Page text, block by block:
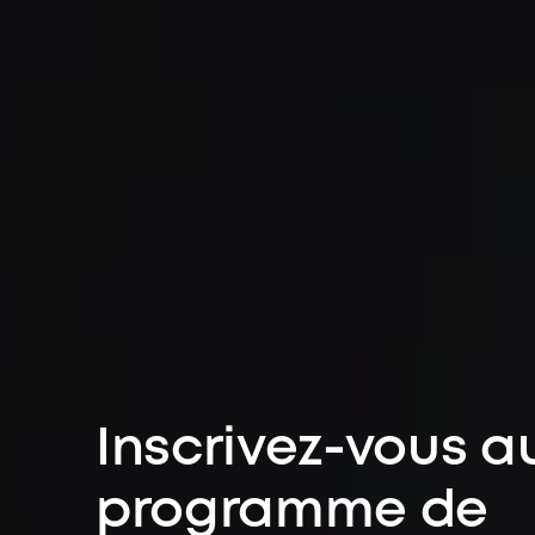
Inscrivez-vous
programme de